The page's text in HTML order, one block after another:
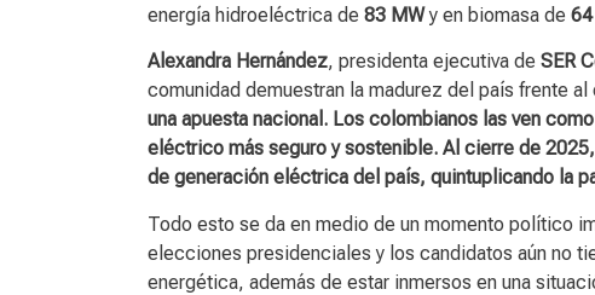
energía hidroeléctrica de 83 MWy en biomasa de
Alexandra Hernández, presidenta ejecutiva de SER
comunidad demuestran la madurez del país frente
una apuesta nacional. Los colombianos las ven
eléctrico más seguro y sostenible. Al cierre de
de generación eléctrica del país, quintuplicando la
Todo esto se da en medio de un momento político
elecciones presidenciales y los candidatos aún no
energética, además de estar inmersos en una